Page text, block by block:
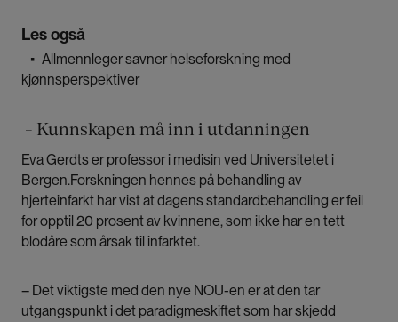
Les også
▪ Allmennleger savner helseforskning med
kjønnsperspektiver
– Kunnskapen må inn i utdanningen
Eva Gerdts er professor i medisin ved Universitetet i
Bergen.Forskningen hennes på behandling av
hjerteinfarkt har vist at dagens standardbehandling er feil
for opptil 20 prosent av kvinnene, som ikke har en tett
blodåre som årsak til infarktet.
– Det viktigste med den nye NOU-en er at den tar
utgangspunkt i det paradigmeskiftet som har skjedd